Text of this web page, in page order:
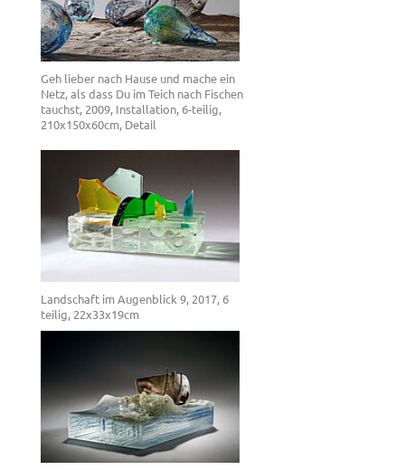
Geh lieber nach Hause und mache ein
Netz, als dass Du im Teich nach Fischen
tauchst, 2009, Installation, 6-teilig,
210x150x60cm, Detail
Landschaft im Augenblick 9, 2017, 6
teilig, 22x33x19cm